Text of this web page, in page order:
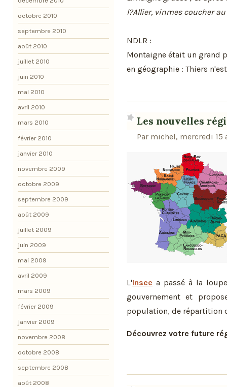
l?Allier, vinmes coucher au
NDLR :
Montaigne était un grand
en géographie : Thiers
Les nouvelles
Par michel, mercredi 15
L'Insee a passé à la
gouvernement et
population, de répartition
Découvrez votre future
octobre 2010
septembre 2010
août 2010
juillet 2010
juin 2010
mai 2010
avril 2010
mars 2010
février 2010
janvier 2010
novembre 2009
octobre 2009
septembre 2009
août 2009
juillet 2009
juin 2009
mai 2009
avril 2009
mars 2009
février 2009
janvier 2009
novembre 2008
octobre 2008
septembre 2008
août 2008